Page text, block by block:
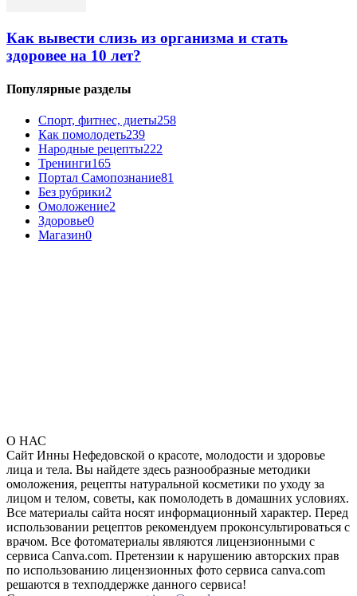
Как вывести слизь из организма и стать
здоровее на 10 лет?
Популярные разделы
Спорт, фитнес, диеты258
Как помолодеть239
Народные рецепты222
Тренинги165
Портал Самопознание81
Без рубрики2
Омоложение2
Здоровье0
Магазин0
О НАС
Сайт Инны Нефедовской о красоте, молодости и здоровье
лица и тела. Вы найдете здесь разнообразные методики
омоложения, рецепты натуральной косметики по уходу за
лицом и телом, советы, как помолодеть в домашних условиях.
Все материалы сайта носят информационный характер. Перед
использовании рецептов рекомендуем проконсультироваться с
врачом. Все фотоматериалы являются лицензионными с
сервиса Canva.com. Претензии к нарушению авторских прав
по использованию лицензионных фото сервиса canva.com
решаются в техподдержке данного сервиса!